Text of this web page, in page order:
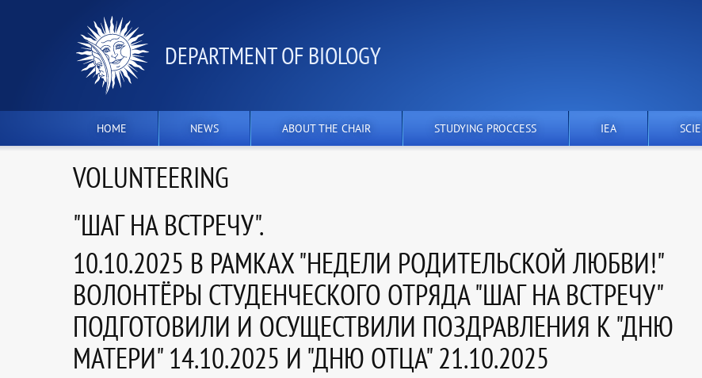
DEPARTMENT OF BIOLOGY
HOME NEWS ABOUT THE CHAIR STUDYING PROCCESS IEA
VOLUNTEERING
"ШАГ НА ВСТРЕЧУ".
10.10.2025 В РАМКАХ "НЕДЕЛИ РОДИТЕЛЬСКОЙ ЛЮБВИ!"
ВОЛОНТЁРЫ СТУДЕНЧЕСКОГО ОТРЯДА "ШАГ НА ВСТРЕЧУ"
ПОДГОТОВИЛИ И ОСУЩЕСТВИЛИ ПОЗДРАВЛЕНИЯ К "ДНЮ
МАТЕРИ" 14.10.2025 И "ДНЮ ОТЦА" 21.10.2025